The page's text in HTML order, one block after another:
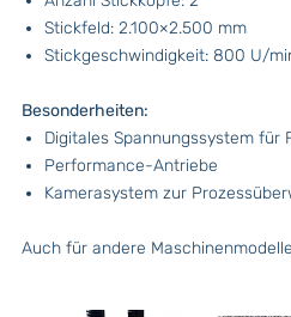
Stickfeld: 2.100×2.500 mm
Stickgeschwindigkeit: 800 U/
Besonderheiten:
Digitales Spannungssystem für
Performance-Antriebe
Kamerasystem zur
Auch für andere